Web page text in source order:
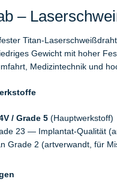
–
Titan-
Gewicht mit hoher
Medizintechnik und
/ Grade 5 (Hauptwerkstoff)
23 — Implantat-Qualität
Grade 2 (artverwandt, für